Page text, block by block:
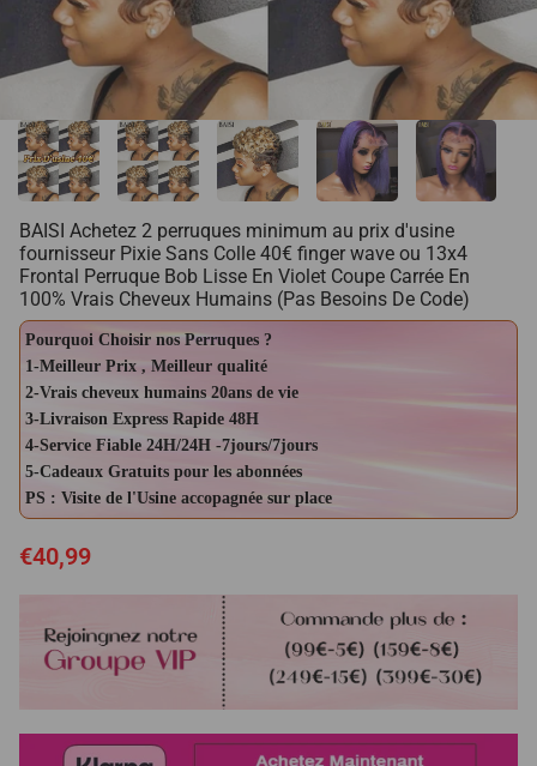
BAISI Achetez 2 perruques minimum au prix d'usine
fournisseur Pixie Sans Colle 40€ finger wave ou 13x4
Frontal Perruque Bob Lisse En Violet Coupe Carrée En
100% Vrais Cheveux Humains (Pas Besoins De Code)
Pourquoi Choisir nos Perruques ?
1-Meilleur Prix , Meilleur qualité
2-Vrais cheveux humains 20ans de vie
3-Livraison Express Rapide 48H
4-Service Fiable 24H/24H -7jours/7jours
5-Cadeaux Gratuits pour les abonnées
PS : Visite de l'Usine accopagnée sur place
€40,99